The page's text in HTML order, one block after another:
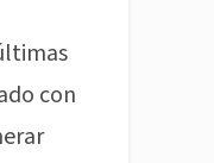
con